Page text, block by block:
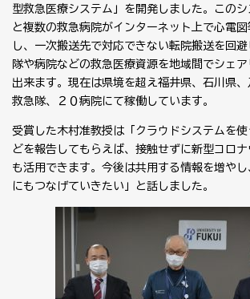
型救急医療システム」を開発しました。この
と複数の救急病院がインターネット上で心電
し、一次搬送先で対応できない転院搬送を回
隊や病院などの救急医療資源を地域間でシェ
出来ます。現在は県境を超え福井県、石川県
救急隊、２０病院にて稼働しています。
受賞した木村准教授は「クラウドシステムを
どを報告してもらえば、接触せずに新型コロ
も活用できます。今後は共用する情報を増や
にもつなげていきたい」と話しました。